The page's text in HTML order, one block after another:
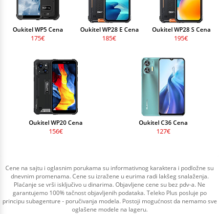
Oukitel WP5 Cena
175€
Oukitel WP28 E Cena
185€
Oukitel WP28 S Cena
195€
Oukitel WP20 Cena
156€
Oukitel C36 Cena
127€
Cene na sajtu i oglasnim porukama su informativnog karaktera i podložne su
dnevnim promenama. Cene su izražene u eurima radi lakšeg snalaženja.
Plaćanje se vrši isključivo u dinarima. Objavljene cene su bez pdv-a. Ne
garantujemo 100% tačnost objavljenih podataka. Teleko Plus posluje po
principu subagenture - poručivanja modela. Postoji mogućnost da nemamo sve
oglašene modele na lageru.